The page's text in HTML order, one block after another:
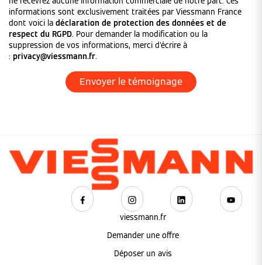
informations sont exclusivement traitées par Viessmann France
dont voici la déclaration de protection des données et de
respect du RGPD. Pour demander la modification ou la
suppression de vos informations, merci d'écrire à
: privacy@viessmann.fr.
viessmann.fr
Demander une offre
Déposer un avis